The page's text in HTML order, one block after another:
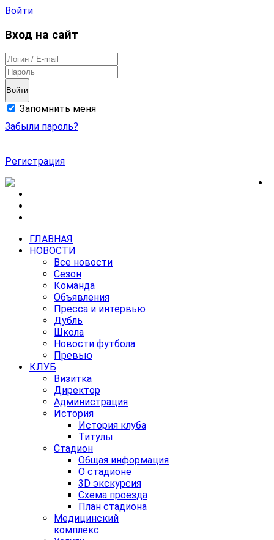
Войти
Вход на сайт
Войти
Запомнить меня
Забыли пароль?
Регистрация
ГЛАВНАЯ
НОВОСТИ
Все новости
Сезон
Команда
Объявления
Пресса и интервью
Дубль
Школа
Новости футбола
Превью
КЛУБ
Визитка
Директор
Администрация
История
История клуба
Титулы
Стадион
Общая информация
О стадионе
3D экскурсия
Схема проезда
План стадиона
Медицинский
комплекс